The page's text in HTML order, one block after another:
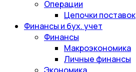
Операции
Цепочки поставок
Финансы и бух. учет
Финансы
Макроэкономика
Личные финансы